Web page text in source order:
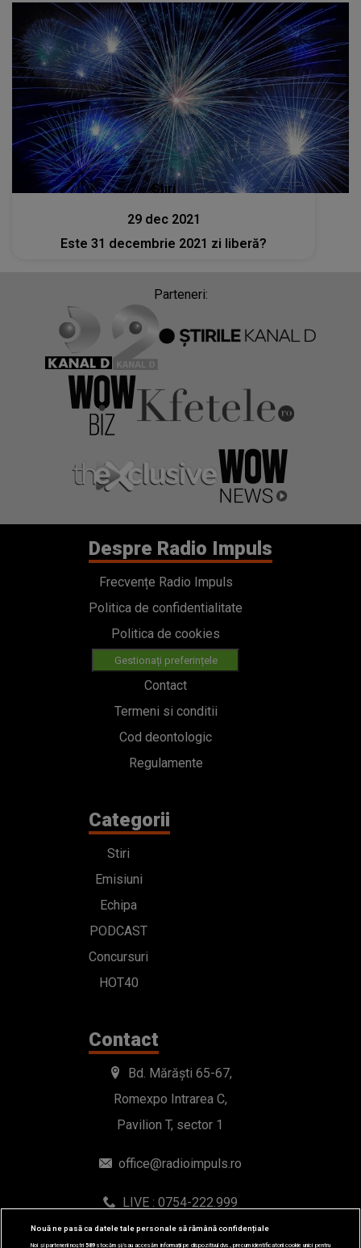
Stiri
29 dec 2021
Este 31 decembrie 2021 zi liberă?
Parteneri:
Despre Radio Impuls
Frecvențe Radio Impuls
Politica de confidentialitate
Politica de cookies
Gestionați preferințele
Contact
Termeni si conditii
Cod deontologic
Regulamente
Categorii
Stiri
Emisiuni
Echipa
PODCAST
Concursuri
HOT40
Contact
Bd. Mărăști 65-67,
Romexpo Intrarea C,
Pavilion T, sector 1
office@radioimpuls.ro
LIVE : 0754-222.999
WhatsApp: 0754-222.999
Nouă ne pasă ca datele tale personale să rămână confidențiale
Noi și partenerii noștri589stocăm și/sau accesăm informații pe dispozitivul dvs., precum identificatorii cookie unici pentru